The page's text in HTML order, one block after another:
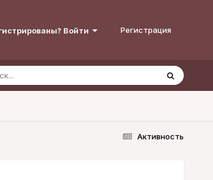
Войти Регистрация
Активность